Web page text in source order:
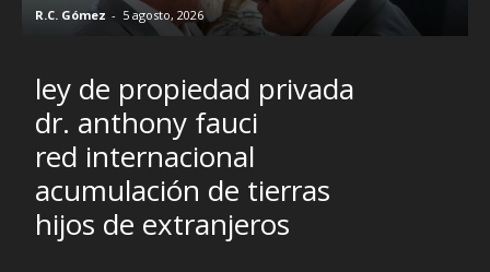
R.C. Gómez - 5 agosto, 2026
ley de propiedad privada
dr. anthony fauci
red internacional
acumulación de tierras
hijos de extranjeros